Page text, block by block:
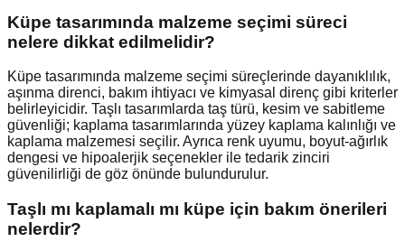
Küpe tasarımında malzeme seçimi süreci
nelere dikkat edilmelidir?
Küpe tasarımında malzeme seçimi süreçlerinde dayanıklılık,
aşınma direnci, bakım ihtiyacı ve kimyasal direnç gibi kriterler
belirleyicidir. Taşlı tasarımlarda taş türü, kesim ve sabitleme
güvenliği; kaplama tasarımlarında yüzey kaplama kalınlığı ve
kaplama malzemesi seçilir. Ayrıca renk uyumu, boyut-ağırlık
dengesi ve hipoalerjik seçenekler ile tedarik zinciri
güvenilirliği de göz önünde bulundurulur.
Taşlı mı kaplamalı mı küpe için bakım önerileri
nelerdir?